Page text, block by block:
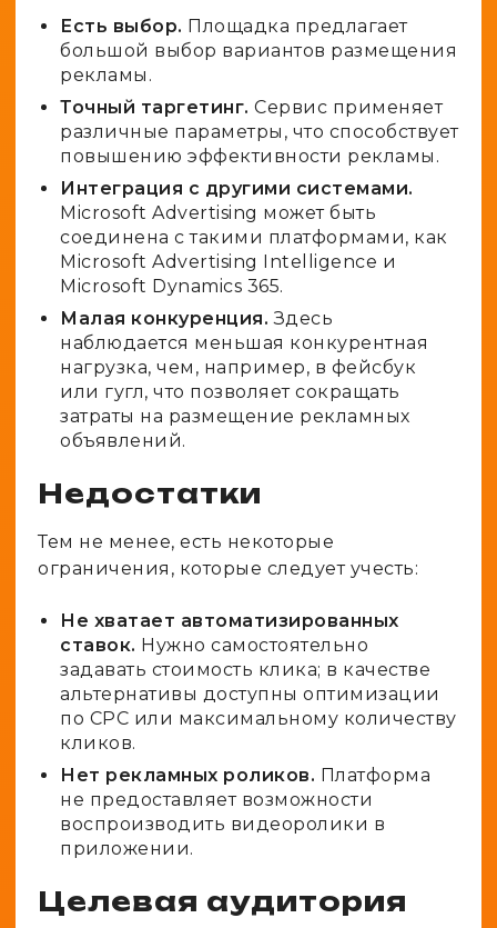
Есть выбор. Площадка предлагает
большой выбор вариантов размещения
рекламы.
Точный таргетинг. Сервис применяет
различные параметры, что способствует
повышению эффективности рекламы.
Интеграция с другими системами.
Microsoft Advertising может быть
соединена с такими платформами, как
Microsoft Advertising Intelligence и
Microsoft Dynamics 365.
Малая конкуренция. Здесь
наблюдается меньшая конкурентная
нагрузка, чем, например, в фейсбук
или гугл, что позволяет сокращать
затраты на размещение рекламных
объявлений.
Недостатки
Тем не менее, есть некоторые
ограничения, которые следует учесть:
Не хватает автоматизированных
ставок. Нужно самостоятельно
задавать стоимость клика; в качестве
альтернативы доступны оптимизации
по CPC или максимальному количеству
кликов.
Нет рекламных роликов. Платформа
не предоставляет возможности
воспроизводить видеоролики в
приложении.
Целевая аудитория